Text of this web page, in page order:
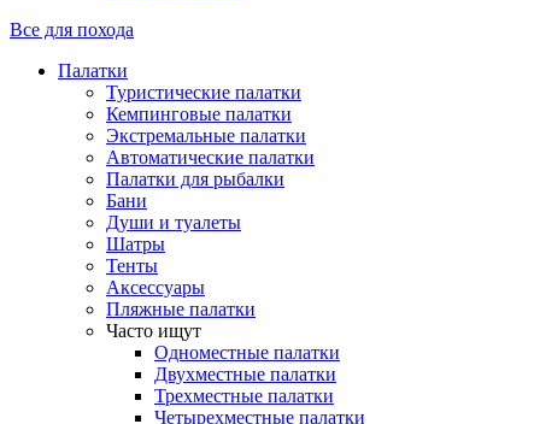
Все для похода
Палатки
Туристические палатки
Кемпинговые палатки
Экстремальные палатки
Автоматические палатки
Палатки для рыбалки
Бани
Души и туалеты
Шатры
Тенты
Аксессуары
Пляжные палатки
Часто ищут
Одноместные палатки
Двухместные палатки
Трехместные палатки
Четырехместные палатки